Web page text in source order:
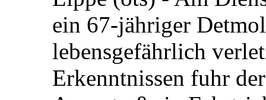
ein 67-jähriger
lebensgefährlich
Erkenntnissen fuhr